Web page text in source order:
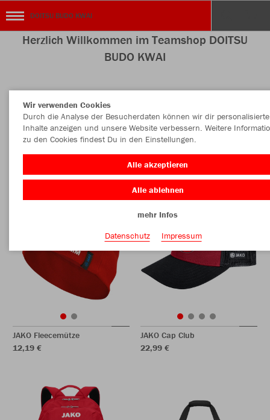
DOITSU BUDO KWAI
Herzlich Willkommen im Teamshop DOITSU
BUDO KWAI
Farbe
JAKO Fleecemütze
12,19 €
JAKO Cap Club
22,99 €
Wir verwenden Cookies
Durch die Analyse der Besucherdaten können wir dir personalisierte
Inhalte anzeigen und unsere Website verbessern. Weitere
zu den Cookies findest Du in den Einstellungen.
Alle akzeptieren
Alle ablehnen
mehr Infos
Datenschutz
Impressum